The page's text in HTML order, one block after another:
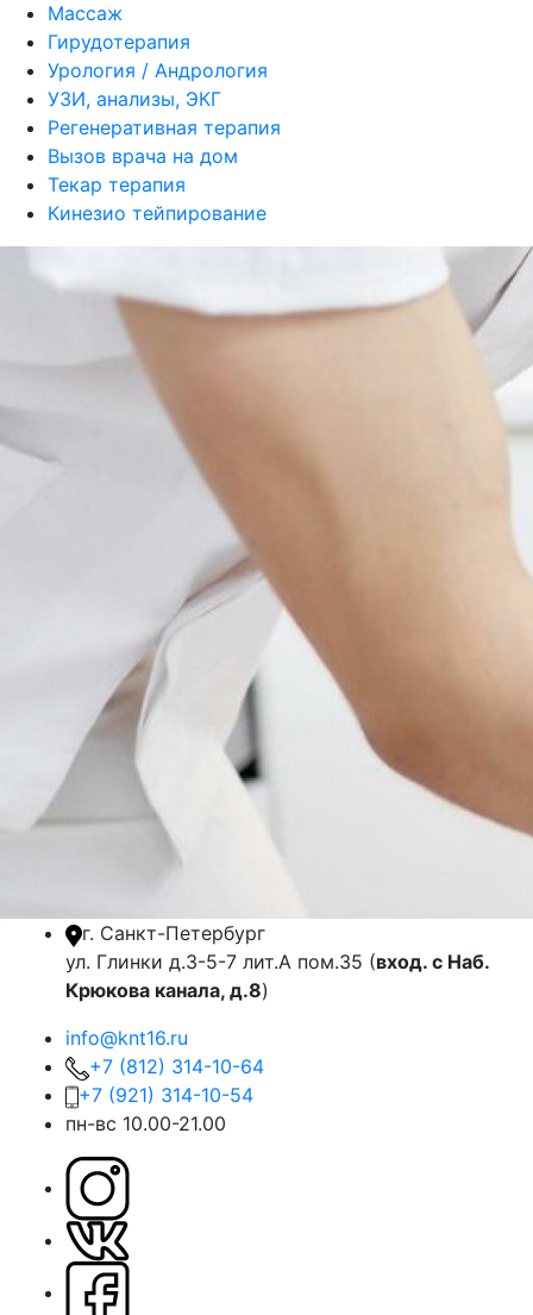
Массаж
Гирудотерапия
Урология / Андрология
УЗИ, анализы, ЭКГ
Регенеративная терапия
Вызов врача на дом
Текар терапия
Кинезио тейпирование
г. Санкт-Петербург
ул. Глинки д.3-5-7 лит.А пом.35 (вход. с Наб.
Крюкова канала, д.8)
info@knt16.ru
+7 (812) 314-10-64
+7 (921) 314-10-54
пн-вс 10.00-21.00